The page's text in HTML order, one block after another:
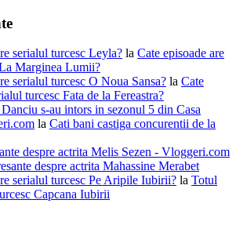
serialul turcesc Leyla? la Cate episoade are
Marginea Lumii?
serialul turcesc O Noua Sansa? la Cate
turcesc Fata de la Fereastra?
s-au intors in sezonul 5 din Casa
la Cati bani castiga concurentii de la
despre actrita Melis Sezen - Vloggeri.com
despre actrita Mahassine Merabet
serialul turcesc Pe Aripile Iubirii? la Totul
Capcana Iubirii